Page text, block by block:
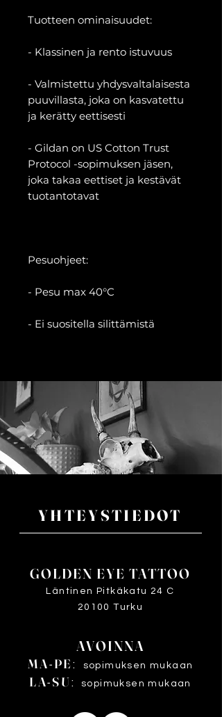
Tuotteen ominaisuudet:
- Klassinen ja rento istuvuus
- Valmistettu yhdysvaltalaisesta
puuvillasta, joka on kasvatettu
ja kerätty eettisesti
- Gildan on US Cotton Trust
Protocol -sopimuksen jäsen,
joka takaa eettiset ja kestävät
tuotantotavat
Pesuohjeet:
- Pesu max 40°C
- Ei suositella silittämistä
YHTEYSTIEDOT
GOLDEN EYE TATTOO
Läntinen Pitkäkatu 24 C
20100 Turku
AVOINNA
MA-PE: sopimuksen mukaan
LA-SU: sopimuksen mukaan